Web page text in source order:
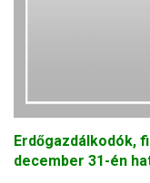
Erdőgazdálkodók,
december 31-én